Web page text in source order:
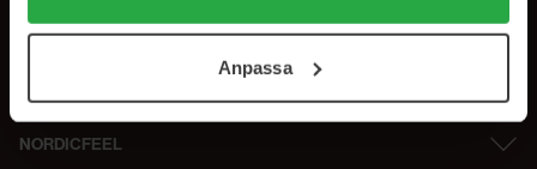
användningen av cookies. Du kan när som helst återkalla
samt vår Integritetspolicy.Anpassa
NORDICFEEL